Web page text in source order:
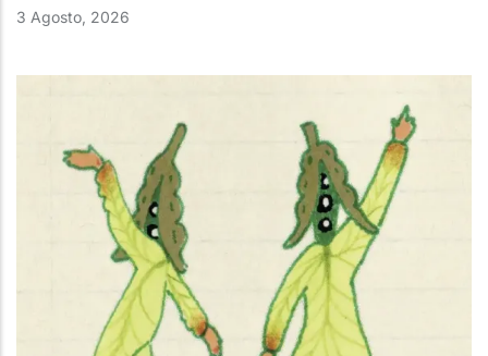
3 Agosto, 2026